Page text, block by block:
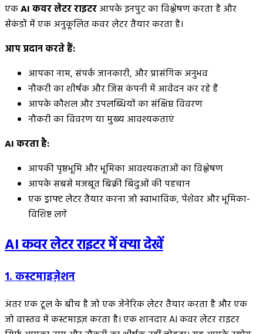
एकAI कवर लेटर राइटरआपके इनपुट का विश्लेषण करता है और
सेकंडों में एक अनुकूलित कवर लेटर तैयार करता है।
आप प्रदान करते हैं:
आपका नाम, संपर्क जानकारी, और प्रासंगिक अनुभव
नौकरी का शीर्षक और जिस कंपनी में आवेदन कर रहे हैं
आपके कौशल और उपलब्धियों का संक्षिप्त विवरण
नौकरी का विवरण या मुख्य आवश्यकताएं
AI करता है:
आपकी पृष्ठभूमि और भूमिका आवश्यकताओं का विश्लेषण
आपके सबसे मजबूत बिक्री बिंदुओं की पहचान
एक ड्राफ्ट लेटर तैयार करना जो स्वाभाविक, पेशेवर और भूमिका-
विशिष्ट लगे
AI कवर लेटर राइटर में क्या देखें
1. कस्टमाइज़ेशन
अंतर एक टूल के बीच है जो एक जेनेरिक लेटर तैयार करता है और एक
जो वास्तव में कस्टमाइज़ करता है। एक शानदार AI कवर लेटर राइटर